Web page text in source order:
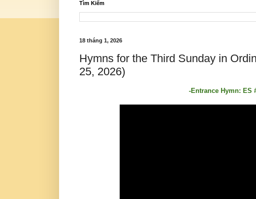
Tìm Kiếm
18 tháng 1, 2026
Hymns for the Third Sunday in
25, 2026)
-Entrance Hymn: ES